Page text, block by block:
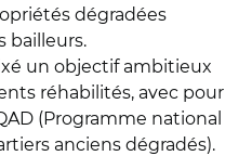
dégradées
bailleurs.
un objectif ambitieux
réhabilités, avec pour
(Programme national
anciens dégradés).